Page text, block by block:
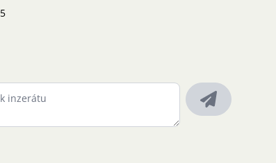
5